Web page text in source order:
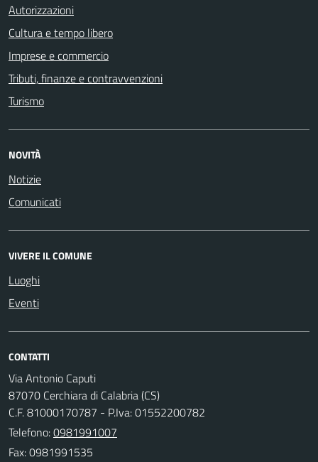
Autorizzazioni
Cultura e tempo libero
Imprese e commercio
Tributi, finanze e contravvenzioni
Turismo
NOVITÀ
Notizie
Comunicati
VIVERE IL COMUNE
Luoghi
Eventi
CONTATTI
Via Antonio Caputi
87070 Cerchiara di Calabria (CS)
C.F. 81000170787 - P.Iva: 01552200782
Telefono:0981991007
Fax: 0981991535